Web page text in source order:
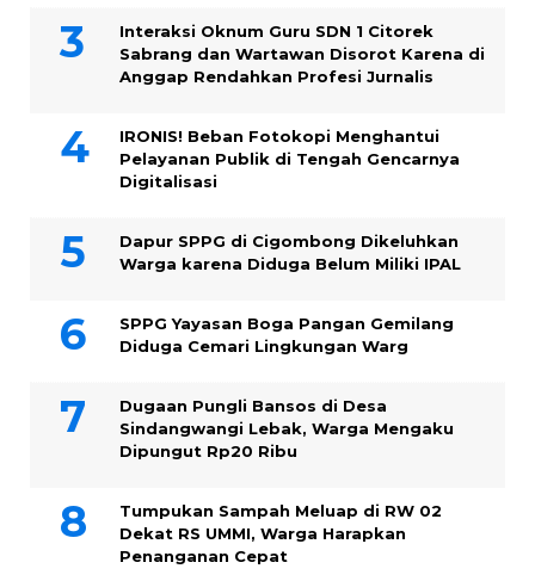
Interaksi Oknum Guru SDN 1 Citorek
Sabrang dan Wartawan Disorot Karena di
Anggap Rendahkan Profesi Jurnalis
IRONIS! Beban Fotokopi Menghantui
Pelayanan Publik di Tengah Gencarnya
Digitalisasi
Dapur SPPG di Cigombong Dikeluhkan
Warga karena Diduga Belum Miliki IPAL
SPPG Yayasan Boga Pangan Gemilang
Diduga Cemari Lingkungan Warg
Dugaan Pungli Bansos di Desa
Sindangwangi Lebak, Warga Mengaku
Dipungut Rp20 Ribu
Tumpukan Sampah Meluap di RW 02
Dekat RS UMMI, Warga Harapkan
Penanganan Cepat